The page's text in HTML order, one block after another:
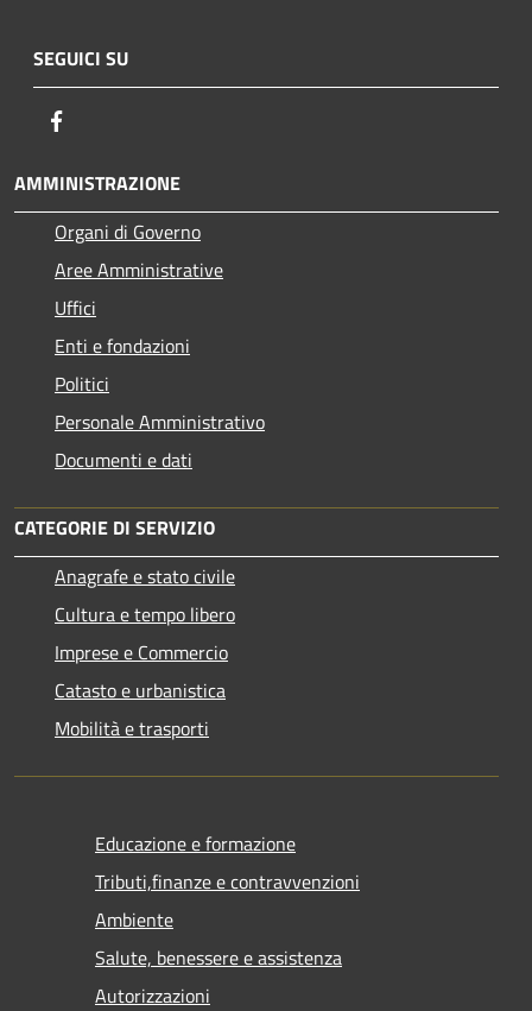
SEGUICI SU
AMMINISTRAZIONE
Organi di Governo
Aree Amministrative
Uffici
Enti e fondazioni
Politici
Personale Amministrativo
Documenti e dati
CATEGORIE DI SERVIZIO
Anagrafe e stato civile
Cultura e tempo libero
Imprese e Commercio
Catasto e urbanistica
Mobilità e trasporti
Educazione e formazione
Tributi,finanze e contravvenzioni
Ambiente
Salute, benessere e assistenza
Autorizzazioni